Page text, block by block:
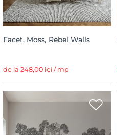
Facet, Moss, Rebel Walls
de la 248,00 lei / mp